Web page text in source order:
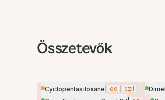
Összetevők
Cyclopentasiloxane eo szil